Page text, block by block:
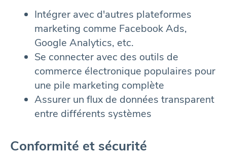
Intégrer avec d'autres plateformes
marketing comme Facebook Ads,
Google Analytics, etc.
Se connecter avec des outils de
commerce électronique populaires pour
une pile marketing complète
Assurer un flux de données transparent
entre différents systèmes
Conformité et sécurité